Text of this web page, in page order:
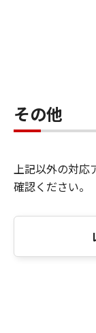
その他
上記以外の対応
確認ください。